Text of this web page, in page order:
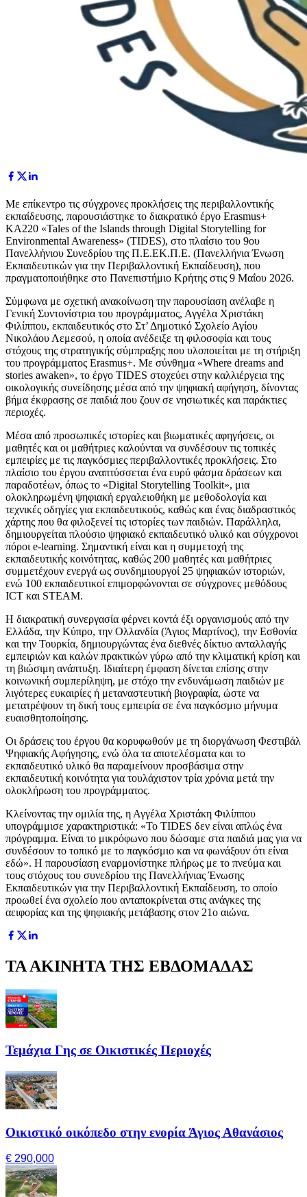
Με επίκεντρο τις σύγχρονες προκλήσεις της περιβαλλοντικής
εκπαίδευσης, παρουσιάστηκε το διακρατικό έργο Erasmus+
KA220 «Tales of the Islands through Digital Storytelling for
Environmental Awareness» (TIDES), στο πλαίσιο του 9ου
Πανελλήνιου Συνεδρίου της Π.Ε.ΕΚ.Π.Ε. (Πανελλήνια Ένωση
Εκπαιδευτικών για την Περιβαλλοντική Εκπαίδευση), που
πραγματοποιήθηκε στο Πανεπιστήμιο Κρήτης στις 9 Μαΐου 2026.
Σύμφωνα με σχετική ανακοίνωση την παρουσίαση ανέλαβε η
Γενική Συντονίστρια του προγράμματος, Αγγέλα Χριστάκη
Φιλίππου, εκπαιδευτικός στο Στ’ Δημοτικό Σχολείο Αγίου
Νικολάου Λεμεσού, η οποία ανέδειξε τη φιλοσοφία και τους
στόχους της στρατηγικής σύμπραξης που υλοποιείται με τη στήριξη
του προγράμματος Erasmus+. Με σύνθημα «Where dreams and
stories awaken», το έργο TIDES στοχεύει στην καλλιέργεια της
οικολογικής συνείδησης μέσα από την ψηφιακή αφήγηση, δίνοντας
βήμα έκφρασης σε παιδιά που ζουν σε νησιωτικές και παράκτιες
περιοχές.
Μέσα από προσωπικές ιστορίες και βιωματικές αφηγήσεις, οι
μαθητές και οι μαθήτριες καλούνται να συνδέσουν τις τοπικές
εμπειρίες με τις παγκόσμιες περιβαλλοντικές προκλήσεις. Στο
πλαίσιο του έργου αναπτύσσεται ένα ευρύ φάσμα δράσεων και
παραδοτέων, όπως το «Digital Storytelling Toolkit», μια
ολοκληρωμένη ψηφιακή εργαλειοθήκη με μεθοδολογία και
τεχνικές οδηγίες για εκπαιδευτικούς, καθώς και ένας διαδραστικός
χάρτης που θα φιλοξενεί τις ιστορίες των παιδιών. Παράλληλα,
δημιουργείται πλούσιο ψηφιακό εκπαιδευτικό υλικό και σύγχρονοι
πόροι e-learning. Σημαντική είναι και η συμμετοχή της
εκπαιδευτικής κοινότητας, καθώς 200 μαθητές και μαθήτριες
συμμετέχουν ενεργά ως συνδημιουργοί 25 ψηφιακών ιστοριών,
ενώ 100 εκπαιδευτικοί επιμορφώνονται σε σύγχρονες μεθόδους
ICT και STEAM.
Η διακρατική συνεργασία φέρνει κοντά έξι οργανισμούς από την
Ελλάδα, την Κύπρο, την Ολλανδία (Άγιος Μαρτίνος), την Εσθονία
και την Τουρκία, δημιουργώντας ένα διεθνές δίκτυο ανταλλαγής
εμπειριών και καλών πρακτικών γύρω από την κλιματική κρίση και
τη βιώσιμη ανάπτυξη. Ιδιαίτερη έμφαση δίνεται επίσης στην
κοινωνική συμπερίληψη, με στόχο την ενδυνάμωση παιδιών με
λιγότερες ευκαιρίες ή μεταναστευτική βιογραφία, ώστε να
μετατρέψουν τη δική τους εμπειρία σε ένα παγκόσμιο μήνυμα
ευαισθητοποίησης.
Οι δράσεις του έργου θα κορυφωθούν με τη διοργάνωση Φεστιβάλ
Ψηφιακής Αφήγησης, ενώ όλα τα αποτελέσματα και το
εκπαιδευτικό υλικό θα παραμείνουν προσβάσιμα στην
εκπαιδευτική κοινότητα για τουλάχιστον τρία χρόνια μετά την
ολοκλήρωση του προγράμματος.
Κλείνοντας την ομιλία της, η Αγγέλα Χριστάκη Φιλίππου
υπογράμμισε χαρακτηριστικά: «Το TIDES δεν είναι απλώς ένα
πρόγραμμα. Είναι το μικρόφωνο που δώσαμε στα παιδιά μας για να
συνδέσουν το τοπικό με το παγκόσμιο και να φωνάξουν ότι είναι
εδώ». Η παρουσίαση εναρμονίστηκε πλήρως με το πνεύμα και
τους στόχους του συνεδρίου της Πανελλήνιας Ένωσης
Εκπαιδευτικών για την Περιβαλλοντική Εκπαίδευση, το οποίο
προωθεί ένα σχολείο που ανταποκρίνεται στις ανάγκες της
αειφορίας και της ψηφιακής μετάβασης στον 21ο αιώνα.
ΤΑ ΑΚΙΝΗΤΑ ΤΗΣ ΕΒΔΟΜΑΔΑΣ
Τεμάχια Γης σε Οικιστικές Περιοχές
Οικιστικό οικόπεδο στην ενορία Άγιος Αθανάσιος
€ 290,000